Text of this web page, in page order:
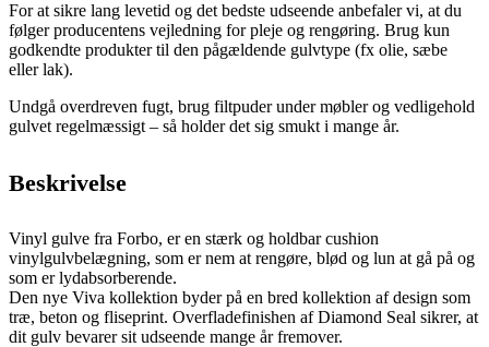
For at sikre lang levetid og det bedste udseende anbefaler vi, at du
følger producentens vejledning for pleje og rengøring. Brug kun
godkendte produkter til den pågældende gulvtype (fx olie, sæbe
eller lak).
Undgå overdreven fugt, brug filtpuder under møbler og vedligehold
gulvet regelmæssigt – så holder det sig smukt i mange år.
Beskrivelse
Vinyl gulve fra Forbo, er en stærk og holdbar cushion
vinylgulvbelægning, som er nem at rengøre, blød og lun at gå på og
som er lydabsorberende.
Den nye Viva kollektion byder på en bred kollektion af design som
træ, beton og fliseprint. Overfladefinishen af Diamond Seal sikrer, at
dit gulv bevarer sit udseende mange år fremover.